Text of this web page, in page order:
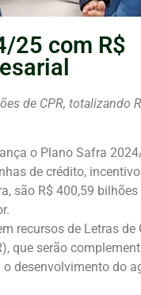
25 com R$
de CPR, totalizando
o Plano Safra
de crédito,
são R$ 400,59
recursos de Letras de
que serão
desenvolvimento do